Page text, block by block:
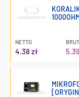
NETTO
4.38 zł